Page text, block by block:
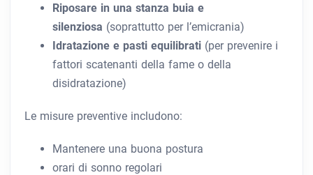
Riposare in una stanza buia e
silenziosa (soprattutto per l’emicrania)
Idratazione e pasti equilibrati (per prevenire i
fattori scatenanti della fame o della
disidratazione)
Le misure preventive includono:
Mantenere una buona postura
orari di sonno regolari